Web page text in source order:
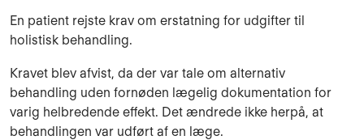
En patient rejste krav om erstatning for udgifter til
holistisk behandling.
Kravet blev afvist, da der var tale om alternativ
behandling uden fornøden lægelig dokumentation for
varig helbredende effekt. Det ændrede ikke herpå, at
behandlingen var udført af en læge.